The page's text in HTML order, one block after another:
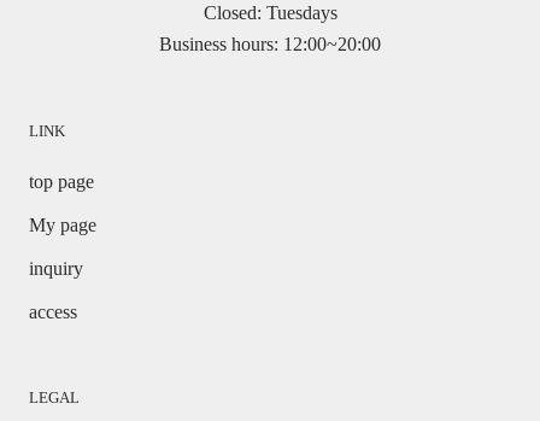
Closed: Tuesdays
Business hours: 12:00~20:00
LINK
top page
My page
inquiry
access
LEGAL